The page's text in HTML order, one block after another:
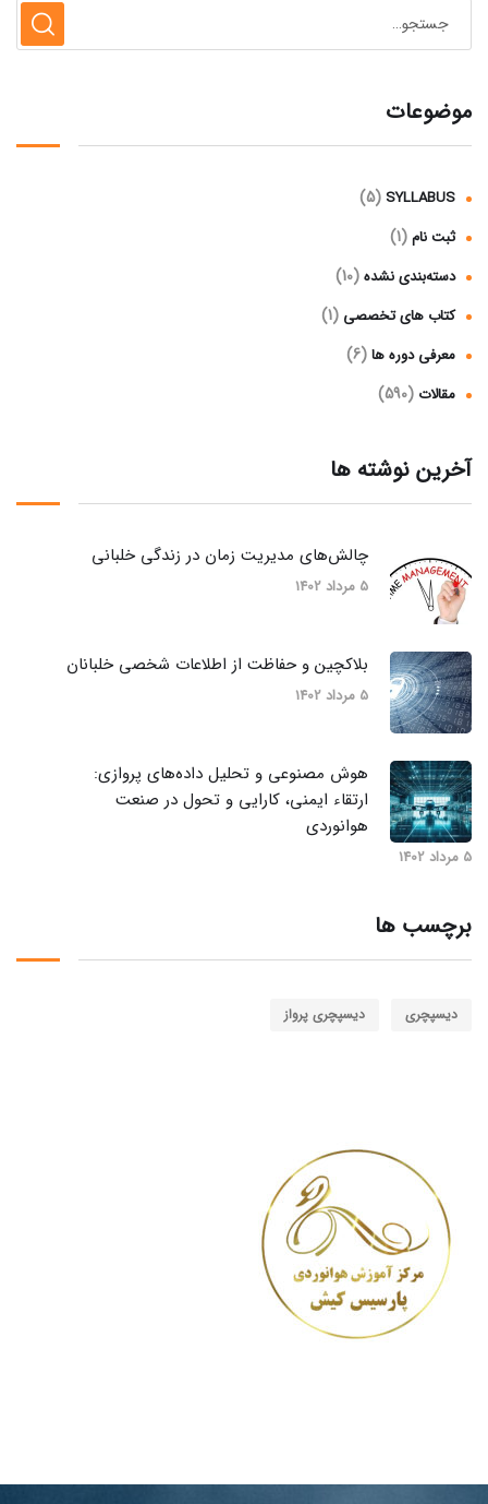
موضوعات
SYLLABUS
(5)
ثبت نام(1)
دسته‌بندی نشده(10)
کتاب های تخصصی (1)
معرفی دوره ها(6)
مقالات (590)
آخرین نوشته ها
چالش‌های مدیریت زمان در زندگی خلبانی
5 مرداد 1402
بلاکچین و حفاظت از اطلاعات شخصی خلبانان
5 مرداد 1402
هوش مصنوعی و تحلیل داده‌های پروازی:
ارتقاء ایمنی، کارایی و تحول در صنعت
هوانوردی
5 مرداد 1402
برچسب ها
دیسپچری دیسپچری پرواز